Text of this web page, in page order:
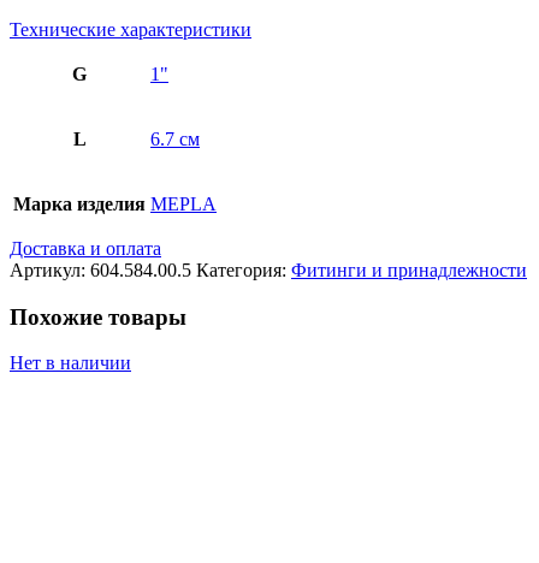
Технические характеристики
G 1"
L 6.7 см
Марка изделия MEPLA
Доставка и оплата
Артикул: 604.584.00.5 Категория: Фитинги и принадлежности
Похожие товары
Нет в наличии